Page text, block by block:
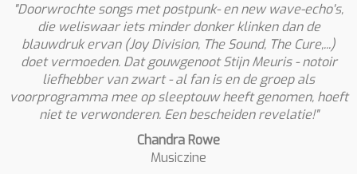
"Doorwrochte songs met postpunk- en new wave-echo's,
die weliswaar iets minder donker klinken dan de
blauwdruk ervan (Joy Division, The Sound, The Cure,...)
doet vermoeden. Dat gouwgenoot Stijn Meuris - notoir
liefhebber van zwart - al fan is en de groep als
voorprogramma mee op sleeptouw heeft genomen, hoeft
niet te verwonderen. Een bescheiden revelatie!"
Chandra Rowe
Musiczine